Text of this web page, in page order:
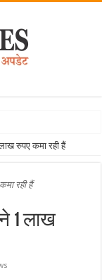
रुपए कमा रही हैं
रही हैं
1 लाख